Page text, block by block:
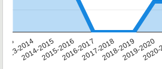
2013-20142014-20152015-20162016-20172017-20182018-20192019-2020